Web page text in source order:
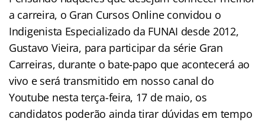
a carreira, o Gran Cursos Online convidou o
Indigenista Especializado da FUNAI desde 2012,
Gustavo Vieira, para participar da série Gran
Carreiras, durante o bate-papo que acontecerá ao
vivo e será transmitido em nosso canal do
Youtube nesta terça-feira, 17 de maio, os
candidatos poderão ainda tirar dúvidas em tempo